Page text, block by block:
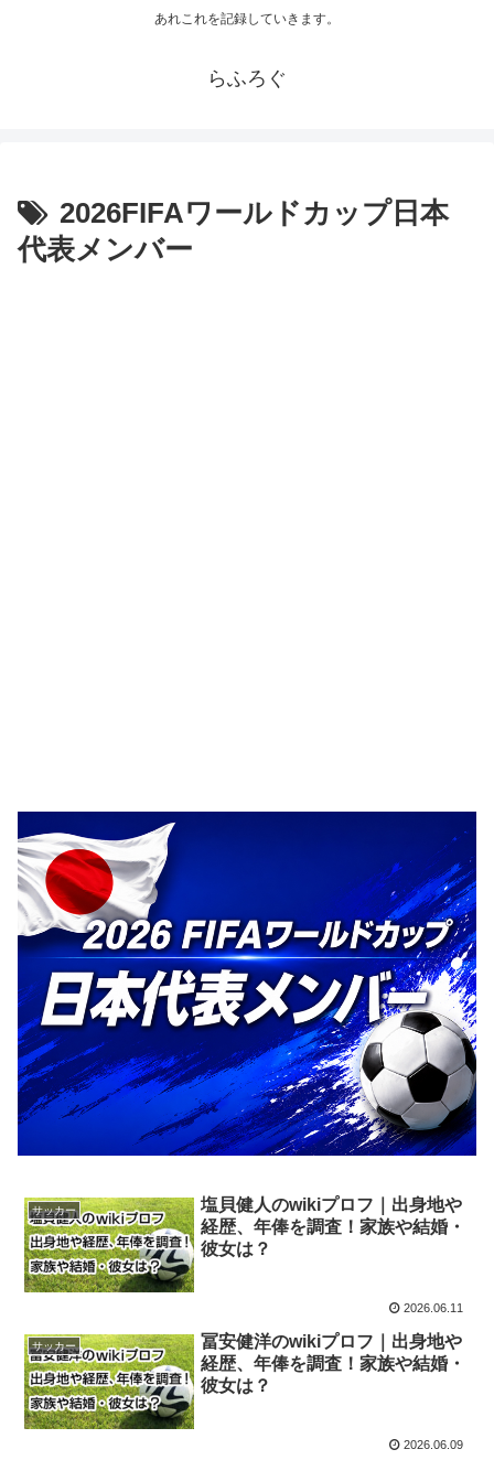
あれこれを記録していきます。
らふろぐ
2026FIFAワールドカップ日本
代表メンバー
サッカー
塩貝健人のwikiプロフ｜出身地や
経歴、年俸を調査！家族や結婚・
彼女は？
2026.06.11
サッカー
冨安健洋のwikiプロフ｜出身地や
経歴、年俸を調査！家族や結婚・
彼女は？
2026.06.09